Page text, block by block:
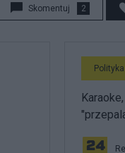
Skomentuj 2
Polityka